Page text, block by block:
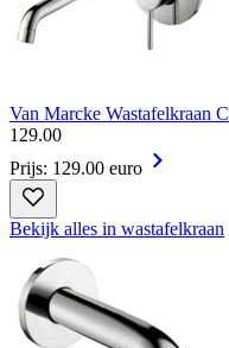
Van Marcke Wastafelkraan
129.00
Prijs: 129.00 euro
Bekijk alles in wastafelkraan